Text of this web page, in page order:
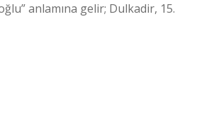
anlamına gelir; Dulkadir, 15.